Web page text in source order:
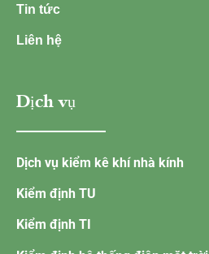
Tin tức
Liên hệ
Dịch vụ
Dịch vụ kiểm kê khí nhà kính
Kiểm định TU
Kiểm định TI